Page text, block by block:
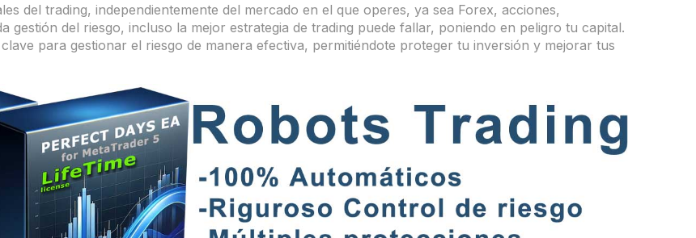
del trading, independientemente del mercado en el que operes, ya sea Forex, acciones,
gestión del riesgo, incluso la mejor estrategia de trading puede fallar, poniendo en peligro tu capital.
para gestionar el riesgo de manera efectiva, permitiéndote proteger tu inversión y mejorar tus